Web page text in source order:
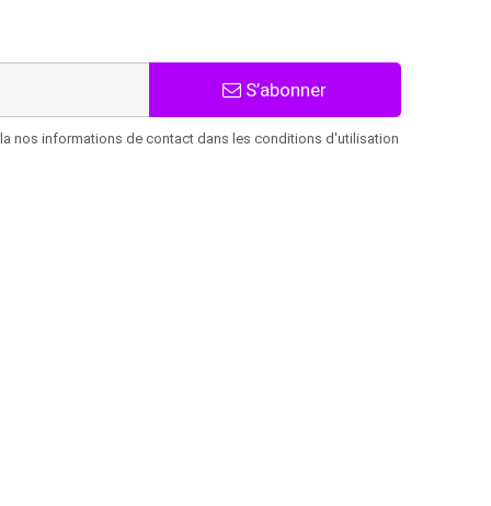
S’abonner
nos informations de contact dans les conditions d'utilisation